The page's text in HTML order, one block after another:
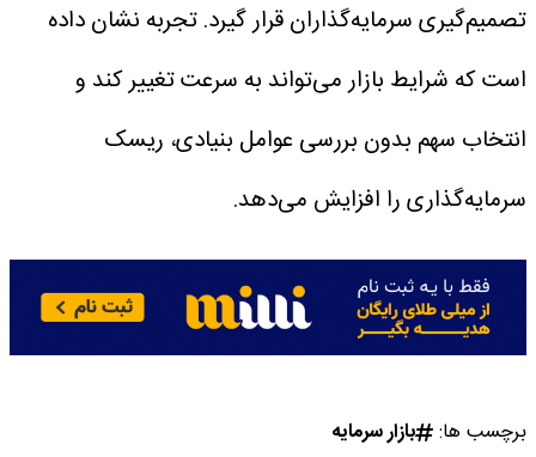
تصمیم‌گیری سرمایه‌گذاران قرار گیرد. تجربه نشان داده
است که شرایط بازار می‌تواند به سرعت تغییر کند و
انتخاب سهم بدون بررسی عوامل بنیادی، ریسک
سرمایه‌گذاری را افزایش می‌دهد.
برچسب ها: بازار سرمایه